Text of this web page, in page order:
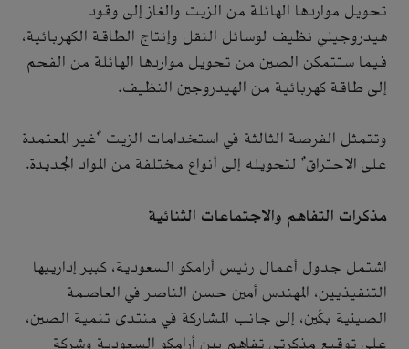
تحويل مواردها الهائلة من الزيت والغاز إلى وقود
هيدروجيني نظيف لوسائل النقل وإنتاج الطاقة الكهربائية،
فيما ستتمكن الصين من تحويل مواردها الهائلة من الفحم
إلى طاقة كهربائية من الهيدروجين النظيف.
وتتمثل الفرصة الثالثة في استخدامات الزيت "غير المعتمدة
على الاحتراق" لتحويله إلى أنواع مختلفة من المواد الجديدة.
مذكرات التفاهم والاجتماعات الثنائية
اشتمل جدول أعمال رئيس أرامكو السعودية، كبير إدارييها
التنفيذيين، المهندس أمين حسن الناصر في العاصمة
الصينية بكّين، إلى جانب المشاركة في منتدى تنمية الصين،
على توقيع مذكرتي تفاهم بين أرامكو السعودية وشركة